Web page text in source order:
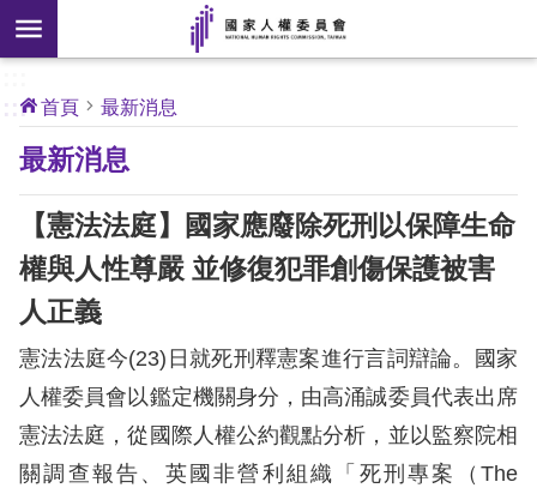
前往主要內容區塊
搜
尋
開
新
核
心
人
權
公
關
於
本
會
最
新
:::
首頁 最新消息
最新消息
【憲法法庭】國家應廢除死刑以保障生命
權與人性尊嚴 並修復犯罪創傷保護被害
人正義
憲法法庭今(23)日就死刑釋憲案進行言詞辯論。國家
人權委員會以鑑定機關身分，由高涌誠委員代表出席
憲法法庭，從國際人權公約觀點分析，並以監察院相
關調查報告、英國非營利組織「死刑專案（The